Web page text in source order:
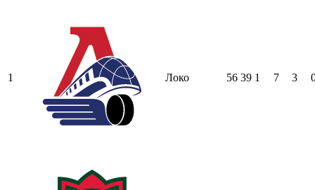
1 Локо 56 39 1 7 3